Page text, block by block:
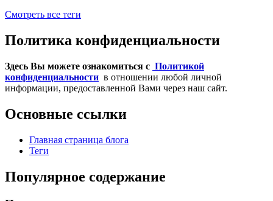
Смотреть все теги
Политика конфиденциальности
Здесь Вы можете ознакомиться с Политикой
конфиденциальности в отношении любой личной
информации, предоставленной Вами через наш сайт.
Основные ссылки
Главная страница блога
Теги
Популярное содержание